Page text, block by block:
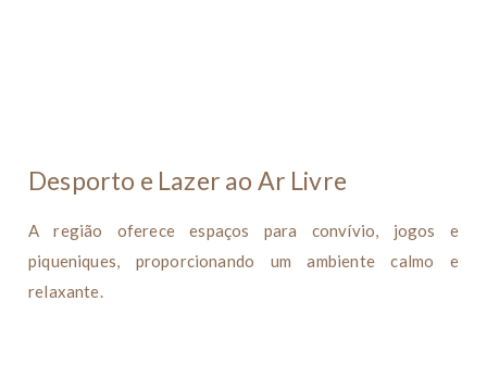
Desporto e Lazer ao Ar Livre
A região oferece espaços para convívio, jogos e
piqueniques, proporcionando um ambiente calmo e
relaxante.